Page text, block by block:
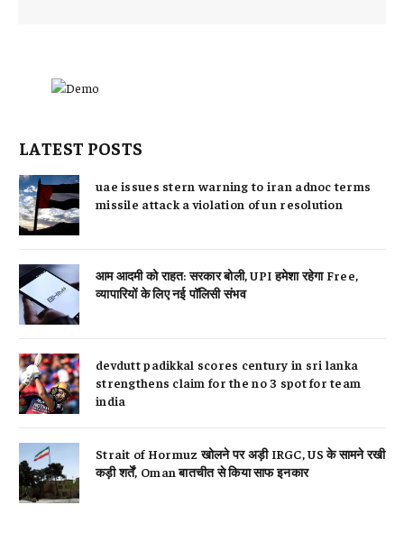
LATEST POSTS
uae issues stern warning to iran adnoc terms
missile attack a violation of un resolution
आम आदमी को राहत: सरकार बोली, UPI हमेशा रहेगा Free,
व्यापारियों के लिए नई पॉलिसी संभव
devdutt padikkal scores century in sri lanka
strengthens claim for the no 3 spot for team
india
Strait of Hormuz खोलने पर अड़ी IRGC, US के सामने रखी
कड़ी शर्तें, Oman बातचीत से किया साफ इनकार